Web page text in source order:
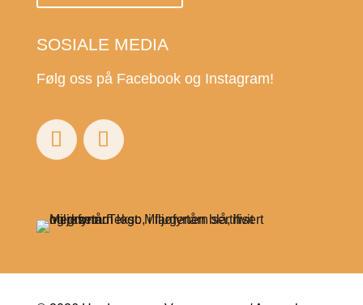
SOSIALE MEDIA
Følg oss på Facebook og Instagram!